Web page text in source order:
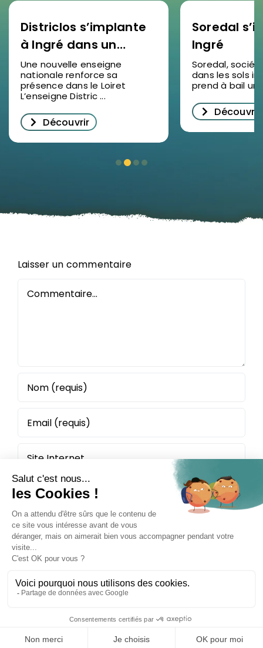
Districlos s’implante
à Ingré dans un
nouveau bâtiment
d’activités
Une nouvelle enseigne
nationale renforce sa
présence dans le Loiret
L’enseigne Distric ...
Découvrir
Soredal
Ingré
Soredal,
dans les sols
prend à bail un
Découvrir
Laisser un commentaire
Mentions légales
Plan du site
Site réalisé par Kiwik
Activer ou désactiver le mode sombre